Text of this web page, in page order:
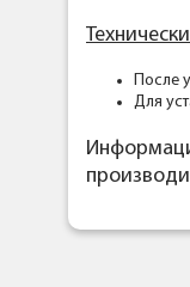
После
Для